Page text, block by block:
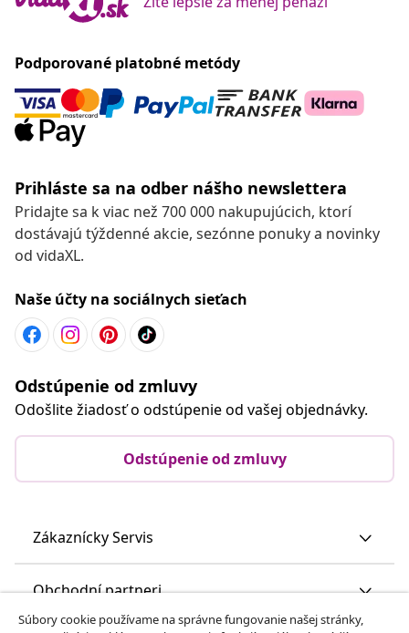
Podporované platobné metódy
Prihláste sa na odber nášho newslettera
Pridajte sa k viac než 700 000 nakupujúcich, ktorí
dostávajú týždenné akcie, sezónne ponuky a novinky
od vidaXL.
Naše účty na sociálnych sieťach
Odstúpenie od zmluvy
Odošlite žiadosť o odstúpenie od vašej objednávky.
Odstúpenie od zmluvy
Zákaznícky Servis
Obchodní partneri
Súbory cookie používame na správne fungovanie našej stránky,